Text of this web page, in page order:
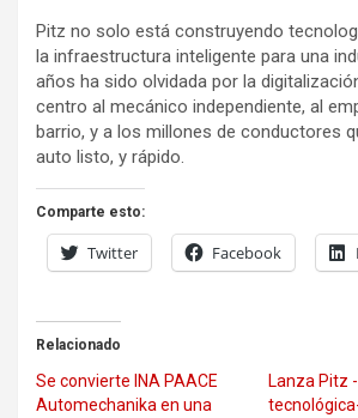
Pitz no solo está construyendo
la infraestructura inteligente para una
años ha sido olvidada por la
centro al mecánico independiente, al
barrio, y a los millones de conductores
auto listo, y rápido.
Comparte esto:
Twitter Facebook
Relacionado
Se convierte INA PAACE
Automechanika en una
Lanza Pitz